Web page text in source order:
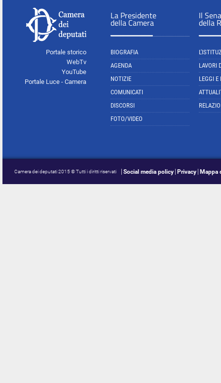
Portale storico
WebTv
YouTube
Portale Luce - Camera
La Presidente
della Camera
BIOGRAFIA
AGENDA
NOTIZIE
COMUNICATI
DISCORSI
FOTO/VIDEO
Il
della
LAVORI
LEGGI E
Camera dei deputati 2015 © Tutti i diritti riservati Social media policy Privacy Mappa